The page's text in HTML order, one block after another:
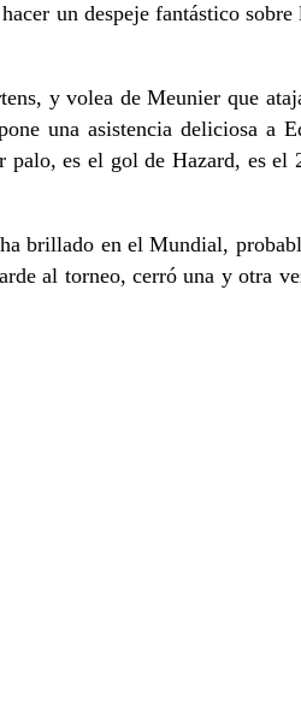
un despeje fantástico
y volea de Meunier que
una asistencia deliciosa a
es el gol de Hazard, es
brillado en el Mundial,
al torneo, cerró una y otra